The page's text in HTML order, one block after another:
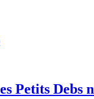
Petits Debs